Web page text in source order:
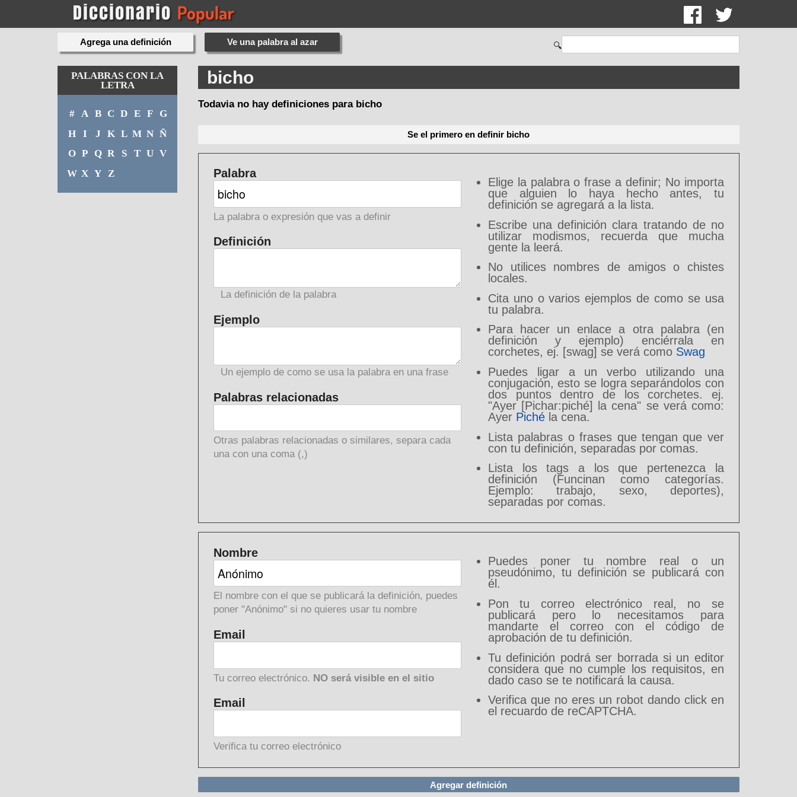
Agrega una definición Ve una palabra al azar 🔍
PALABRAS CON LA
LETRA
# A B C D E F
G
H
I J K L M N Ñ
O P Q R S T U V
W X Y Z
bicho
Todavia no hay definiciones para bicho
Se el primero en definir bicho
Palabra
La palabra o expresión que vas a definir
Definición
La definición de la palabra
Ejemplo
Un ejemplo de como se usa la palabra en una frase
Palabras relacionadas
Otras palabras relacionadas o similares, separa cada
una con una coma (,)
Elige la palabra o frase a definir; No importa
que alguien lo haya hecho antes, tu
definición se agregará a la lista.
Escribe una definición clara tratando de no
utilizar modismos, recuerda que mucha
gente la leerá.
No utilices nombres de amigos o chistes
locales.
Cita uno o varios ejemplos de como se usa
tu palabra.
Para hacer un enlace a otra palabra (en
definición y ejemplo) enciérrala en
corchetes, ej. [swag] se verá como Swag
Puedes ligar a un verbo utilizando una
conjugación, esto se logra separándolos con
dos puntos dentro de los corchetes. ej.
"Ayer [Pichar:piché] la cena" se verá como:
Ayer Pichéla cena.
Lista palabras o frases que tengan que ver
con tu definición, separadas por comas.
Lista los tags a los que pertenezca la
definición (Funcinan como categorías.
Ejemplo: trabajo, sexo, deportes),
separadas por comas.
Nombre
El nombre con el que se publicará la definición, puedes
poner "Anónimo" si no quieres usar tu nombre
Email
Tu correo electrónico. NO será visible en el sitio
Email
Verifica tu correo electrónico
Puedes poner tu nombre real o un
pseudónimo, tu definición se publicará con
él.
Pon tu correo electrónico real, no se
publicará pero lo necesitamos para
mandarte el correo con el código de
aprobación de tu definición.
Tu definición podrá ser borrada si un editor
considera que no cumple los requisitos, en
dado caso se te notificará la causa.
Verifica que no eres un robot dando click en
el recuardo de reCAPTCHA.
Agregar definición